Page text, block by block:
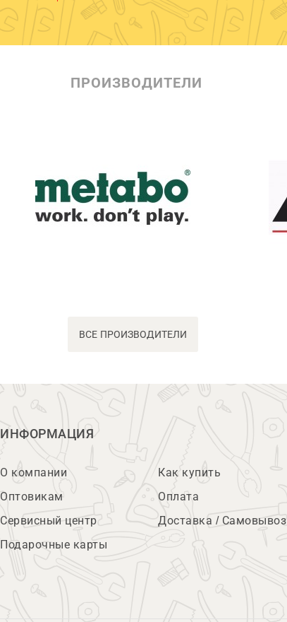
ПРОИЗВОДИТЕЛИ
ВСЕ ПРОИЗВОДИТЕЛИ
ИНФОРМАЦИЯ
О компании
Оптовикам
Сервисный центр
Подарочные карты
Как купить
Оплата
Доставка / Самовывоз